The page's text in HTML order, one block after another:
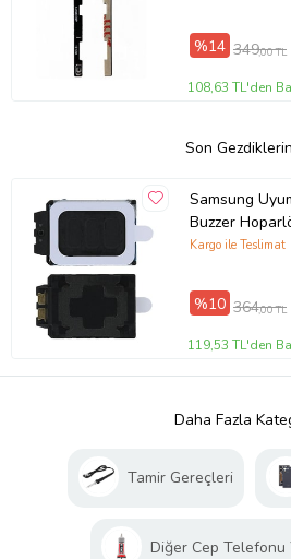
%14 349,00 TL
108,63 TL'den
Son
Samsung
Buzzer
Kargo ile Teslimat
%10 364,00 TL
119,53 TL'den
Daha Fazla
Tamir Gereçleri
Diğer Cep Telefonu